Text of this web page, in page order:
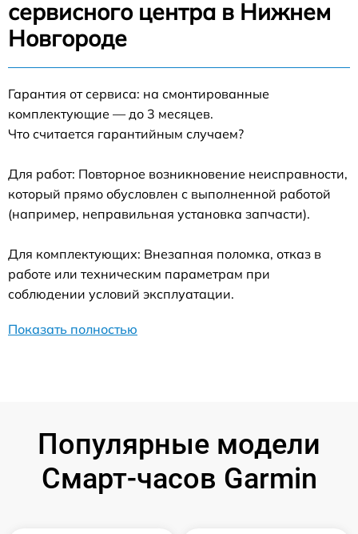
сервисного центра в Нижнем
Новгороде
Гарантия от сервиса: на смонтированные
комплектующие — до 3 месяцев.
Что считается гарантийным случаем?
Для работ: Повторное возникновение неисправности,
который прямо обусловлен с выполненной работой
(например, неправильная установка запчасти).
Для комплектующих: Внезапная поломка, отказ в
работе или техническим параметрам при
соблюдении условий эксплуатации.
Показать полностью
Популярные модели
Смарт-часов Garmin